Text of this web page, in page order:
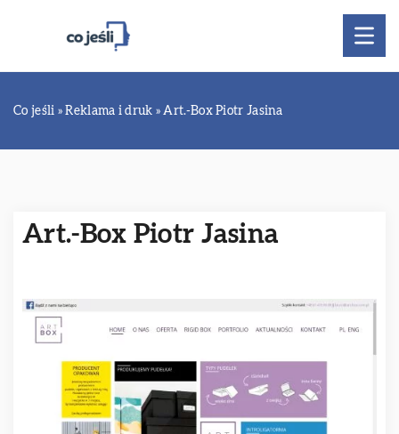
Co jeśli »Reklama i druk »Art.-Box Piotr Jasina
Art.-Box Piotr Jasina